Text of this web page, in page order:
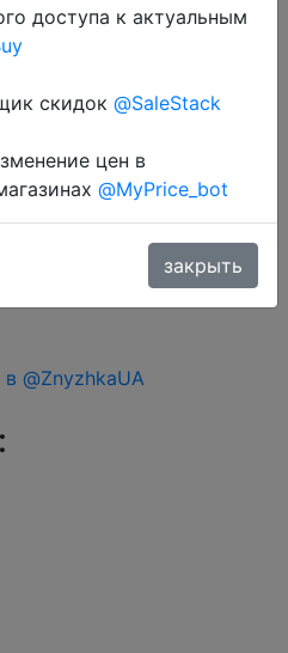
в магазин
у додатку через розділ
@ZnyzhkaUA
доступа к актуальным
скидок @SaleStack
цен в
@MyPrice_bot
закрыть